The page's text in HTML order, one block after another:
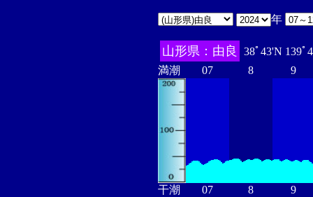
年
山形県：由良
38ﾟ43'N 139ﾟ
満潮
07 8 9
干潮 07 8 9